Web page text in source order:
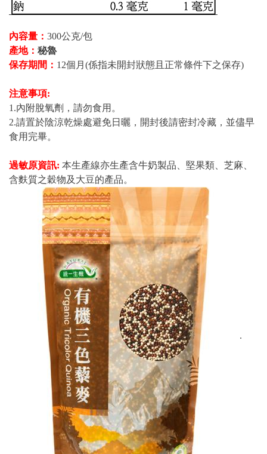
內容量： 300公克/包
產地： 秘魯
保存期間： 12個月(係指未開封狀態且正常條件下之保存)
注意事項:
1.內附脫氧劑，請勿食用。
2.請置於陰涼乾燥處避免日曬，開封後請密封冷藏，並儘早
食用完畢。
過敏原資訊: 本生產線亦生產含牛奶製品、堅果類、芝麻、
含麩質之穀物及大豆的產品。
.